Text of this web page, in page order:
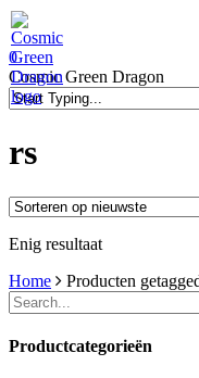
Skip
to
main
content
search
0
Menu
Cosmic Green Dragon
rs
Enig resultaat
Home
Producten
Productcategorieën